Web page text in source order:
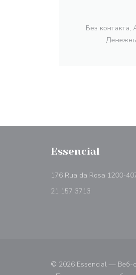
Без контакта,
Essencial
176 Rua da Rosa 1200-
21 157 3713
© 2026 Essencial — Веб-